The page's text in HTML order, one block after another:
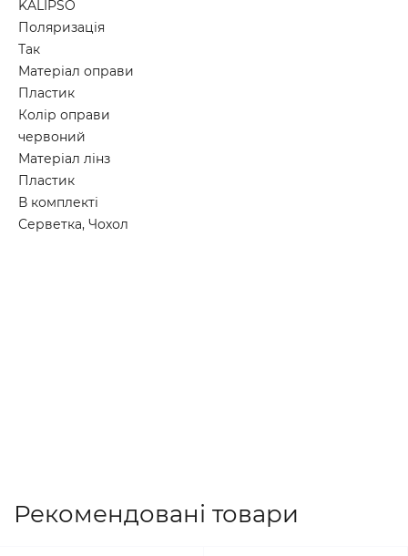
KALIPSO
Поляризація
Так
Матеріал оправи
Пластик
Колір оправи
червоний
Матеріал лінз
Пластик
В комплекті
Серветка, Чохол
Рекомендовані товари